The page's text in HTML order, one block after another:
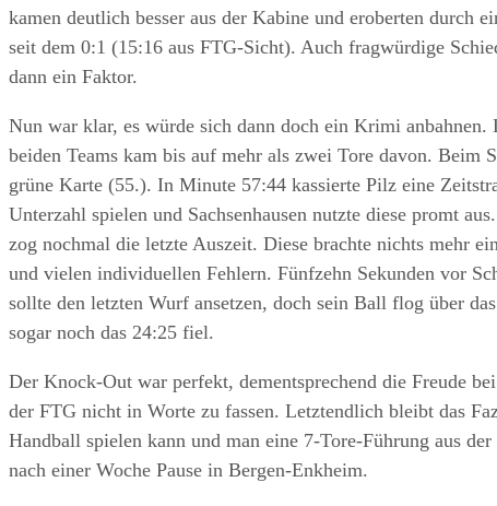
kamen deutlich besser aus der Kabine und eroberten durch
seit dem 0:1 (15:16 aus FTG-Sicht). Auch fragwürdige
dann ein Faktor.
Nun war klar, es würde sich dann doch ein Krimi
beiden Teams kam bis auf mehr als zwei Tore davon. Beim
grüne Karte (55.). In Minute 57:44 kassierte Pilz eine
Unterzahl spielen und Sachsenhausen nutzte diese promt
zog nochmal die letzte Auszeit. Diese brachte nichts mehr
und vielen individuellen Fehlern. Fünfzehn Sekunden vor
sollte den letzten Wurf ansetzen, doch sein Ball flog über
sogar noch das 24:25 fiel.
Der Knock-Out war perfekt, dementsprechend die Freude
der FTG nicht in Worte zu fassen. Letztendlich bleibt das
Handball spielen kann und man eine 7-Tore-Führung aus
nach einer Woche Pause in Bergen-Enkheim.